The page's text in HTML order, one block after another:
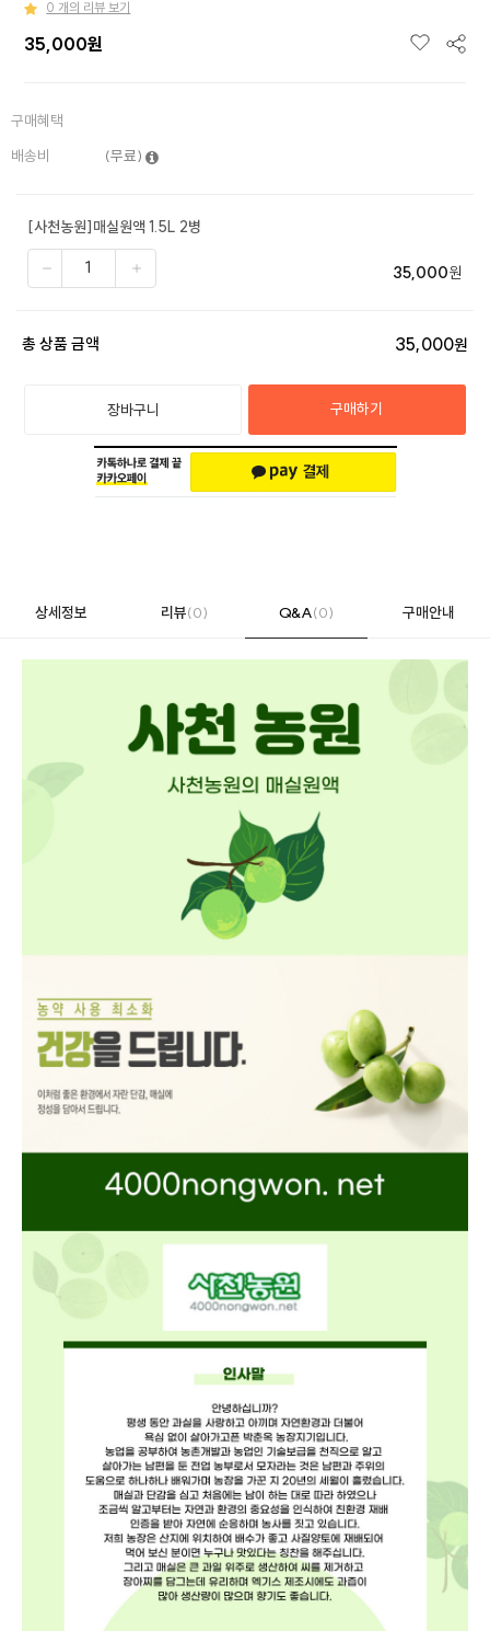
0 개의 리뷰 보기
35,000원
구매혜택
배송비
(무료)
[사천농원]매실원액 1.5L 2병
35,000원
총 상품 금액 35,000원
장바구니 구매하기
상세정보 리뷰(0) Q&A(0) 구매안내